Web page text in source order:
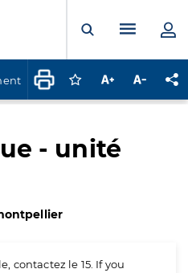
Ouvrir laMenu
Connectez-vous
Augmenter la
- unité
contactez le 15. If you